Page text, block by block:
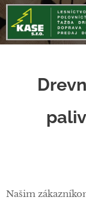
Našim